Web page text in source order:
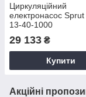
Циркуляційний
електронасос
13-40-1000
29 133 ₴
Купити
Акційні